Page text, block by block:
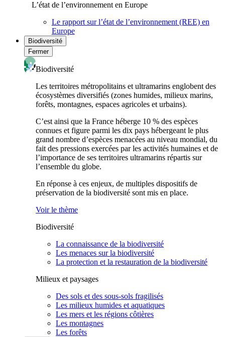
L’état de l’environnement en Europe
Le rapport sur l’état de l’environnement (REE) en
Europe
Biodiversité
Fermer
Biodiversité
Les territoires métropolitains et ultramarins englobent des
écosystèmes diversifiés (zones humides, milieux marins,
forêts, montagnes, espaces agricoles et urbains).
C’est ainsi que la France héberge 10 % des espèces
connues et figure parmi les dix pays hébergeant le plus
grand nombre d’espèces menacées au niveau mondial, du
fait des pressions exercées par les activités humaines et de
l’importance de ses territoires ultramarins répartis sur
l’ensemble du globe.
En réponse à ces enjeux, de multiples dispositifs de
préservation de la biodiversité sont mis en place.
Voir le thème
Biodiversité
La connaissance de la biodiversité
Les menaces sur la biodiversité
La protection et la restauration de la biodiversité
Milieux et paysages
Des sols et des sous-sols fragilisés
Les milieux humides et aquatiques
Les mers et les régions côtières
Les montagnes
Les forêts